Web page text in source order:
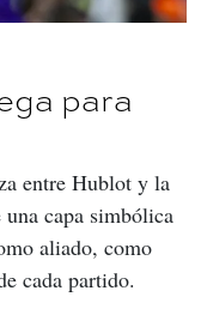
para
entre Hublot y la
capa simbólica
aliado, como
cada partido.